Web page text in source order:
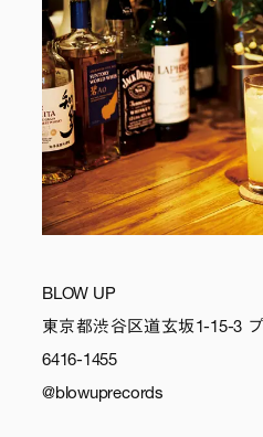
BLOW UP
東京都渋谷区道玄坂1-15-3
6416-1455
@blowuprecords